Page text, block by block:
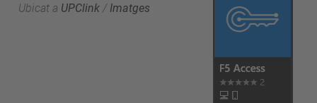
Ubicat a UPClink / Imatges